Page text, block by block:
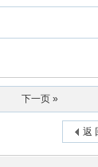
下一页 »
返